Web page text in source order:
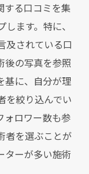
する口コミを集
ます。特に、
及されている口
後の写真を参照
基に、自分が理
を絞り込んでい
ォロワー数も参
者を選ぶことが
ターが多い施術